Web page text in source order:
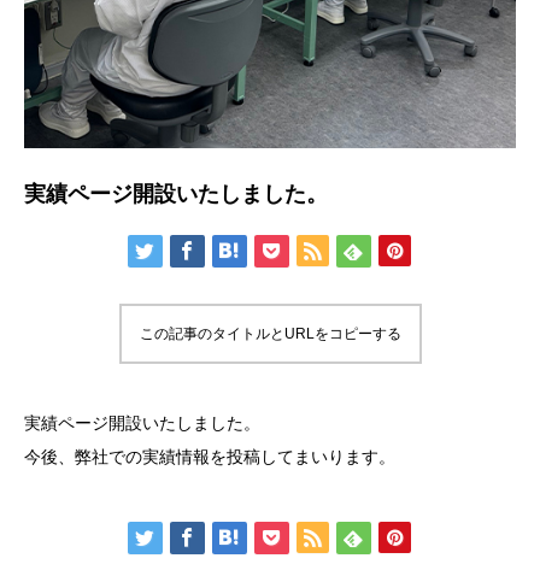
実績ページ開設いたしました。
この記事のタイトルとURLをコピーする
実績ページ開設いたしました。
今後、弊社での実績情報を投稿してまいります。